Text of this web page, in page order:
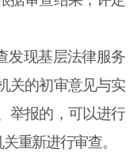
发现基层法律服务
关的初审意见与实
举报的，可以进行
重新进行审查。